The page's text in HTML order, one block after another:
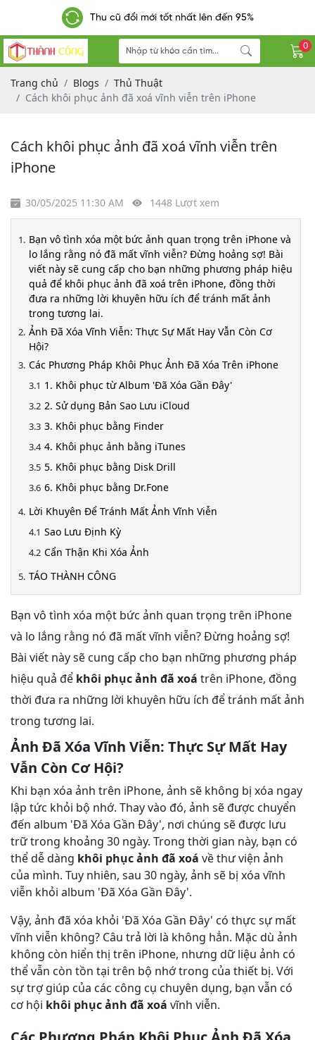
đơn hàng từ 300k Thu cũ đổi mới tốt nhất
0
Trang chủ Blogs
Thủ Thuật
Cách khôi phục ảnh đã xoá vĩnh viễn trên iPhone
Cách khôi phục ảnh đã xoá vĩnh viễn trên
iPhone
30/05/2025 11:30 AM 1448 Lượt xem
Bạn vô tình xóa một bức ảnh quan trọng trên iPhone và
lo lắng rằng nó đã mất vĩnh viễn? Đừng hoảng sợ! Bài
viết này sẽ cung cấp cho bạn những phương pháp hiệu
quả để khôi phục ảnh đã xoá trên iPhone, đồng thời
đưa ra những lời khuyên hữu ích để tránh mất ảnh
trong tương lai.
Ảnh Đã Xóa Vĩnh Viễn: Thực Sự Mất Hay Vẫn Còn Cơ
Hội?
Các Phương Pháp Khôi Phục Ảnh Đã Xóa Trên iPhone
1. Khôi phục từ Album 'Đã Xóa Gần Đây'
2. Sử dụng Bản Sao Lưu iCloud
3. Khôi phục bằng Finder
4. Khôi phục ảnh bằng iTunes
5. Khôi phục bằng Disk Drill
6. Khôi phục bằng Dr.Fone
Lời Khuyên Để Tránh Mất Ảnh Vĩnh Viễn
Sao Lưu Định Kỳ
Cẩn Thận Khi Xóa Ảnh
TÁO THÀNH CÔNG
Bạn vô tình xóa một bức ảnh quan trọng trên iPhone
và lo lắng rằng nó đã mất vĩnh viễn? Đừng hoảng sợ!
Bài viết này sẽ cung cấp cho bạn những phương pháp
hiệu quả để khôi phục ảnh đã xoá trên iPhone, đồng
thời đưa ra những lời khuyên hữu ích để tránh mất ảnh
trong tương lai.
Ảnh Đã Xóa Vĩnh Viễn: Thực Sự Mất Hay
Vẫn Còn Cơ Hội?
Khi bạn xóa ảnh trên iPhone, ảnh sẽ không bị xóa ngay
lập tức khỏi bộ nhớ. Thay vào đó, ảnh sẽ được chuyển
đến album 'Đã Xóa Gần Đây', nơi chúng sẽ được lưu
trữ trong khoảng 30 ngày. Trong thời gian này, bạn có
thể dễ dàng khôi phục ảnh đã xoá về thư viện ảnh
của mình. Tuy nhiên, sau 30 ngày, ảnh sẽ bị xóa vĩnh
viễn khỏi album 'Đã Xóa Gần Đây'.
Vậy, ảnh đã xóa khỏi 'Đã Xóa Gần Đây' có thực sự mất
vĩnh viễn không? Câu trả lời là không hẳn. Mặc dù ảnh
không còn hiển thị trên iPhone, nhưng dữ liệu ảnh có
thể vẫn còn tồn tại trên bộ nhớ trong của thiết bị. Với
sự trợ giúp của các công cụ chuyên dụng, bạn vẫn có
cơ hội khôi phục ảnh đã xoá vĩnh viễn.